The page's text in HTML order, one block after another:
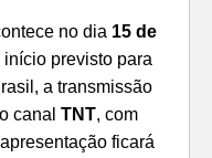
no dia 15 de
início previsto para
a transmissão
canal TNT, com
apresentação ficará